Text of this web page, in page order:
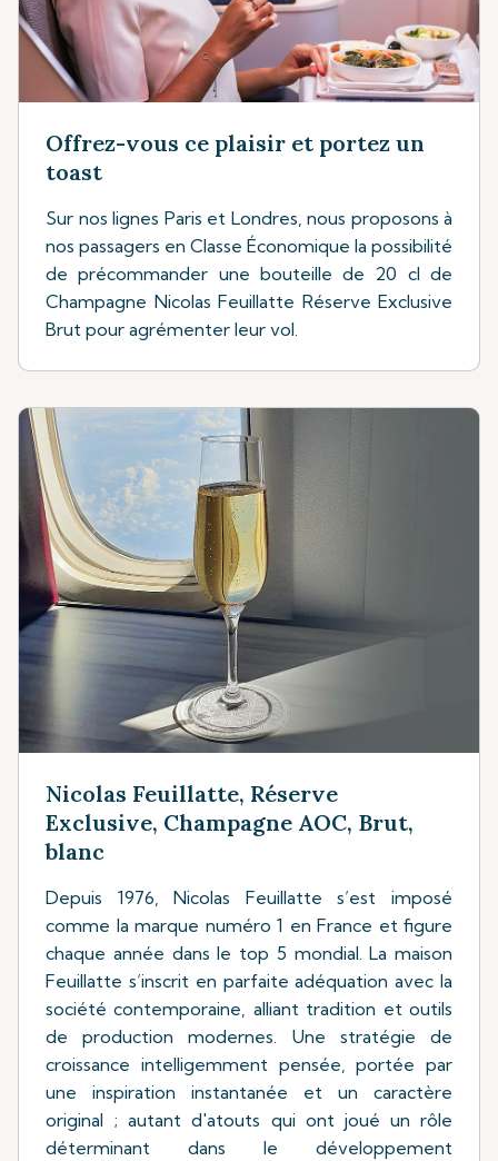
Offrez-vous ce plaisir et portez un
toast
Sur nos lignes Paris et Londres, nous proposons à
nos passagers en Classe Économique la possibilité
de précommander une bouteille de 20 cl de
Champagne Nicolas Feuillatte Réserve Exclusive
Brut pour agrémenter leur vol.
Nicolas Feuillatte, Réserve
Exclusive, Champagne AOC, Brut,
blanc
Depuis 1976, Nicolas Feuillatte s’est imposé
comme la marque numéro 1 en France et figure
chaque année dans le top 5 mondial. La maison
Feuillatte s’inscrit en parfaite adéquation avec la
société contemporaine, alliant tradition et outils
de production modernes. Une stratégie de
croissance intelligemment pensée, portée par
une inspiration instantanée et un caractère
original ; autant d'atouts qui ont joué un rôle
déterminant dans le développement